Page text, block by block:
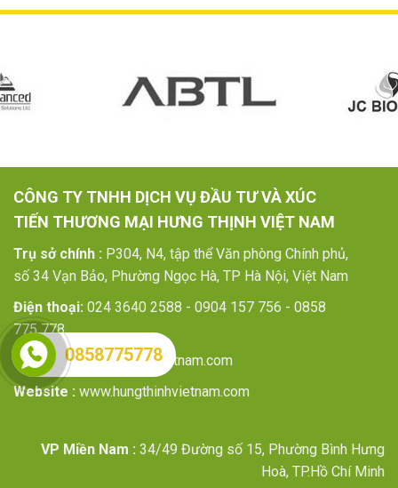
CÔNG TY TNHH DỊCH VỤ ĐẦU TƯ VÀ XÚC
TIẾN THƯƠNG MẠI HƯNG THỊNH VIỆT NAM
Trụ sở chính : P304, N4, tập thể Văn phòng Chính phủ,
số 34 Vạn Bảo, Phường Ngọc Hà, TP Hà Nội, Việt Nam
Điện thoại: 024 3640 2588 - 0904 157 756 - 0858
775 778
Email : info@hungthinhvietnam.com
Website : www.hungthinhvietnam.com
VP Miền Nam : 34/49 Đường số 15, Phường Bình Hưng
Hoà, TP.Hồ Chí Minh
0858775778